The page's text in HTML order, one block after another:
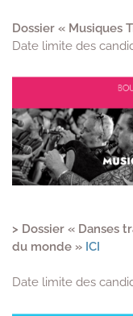
Dossier « Musiques
Date limite des
> Dossier « Danses
du monde » ICI
Date limite des